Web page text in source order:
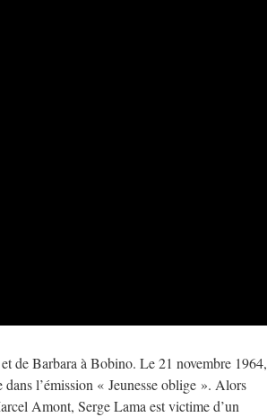
de Barbara à Bobino. Le 21 novembre 1964,
l’émission « Jeunesse oblige ». Alors
Amont, Serge Lama est victime d’un